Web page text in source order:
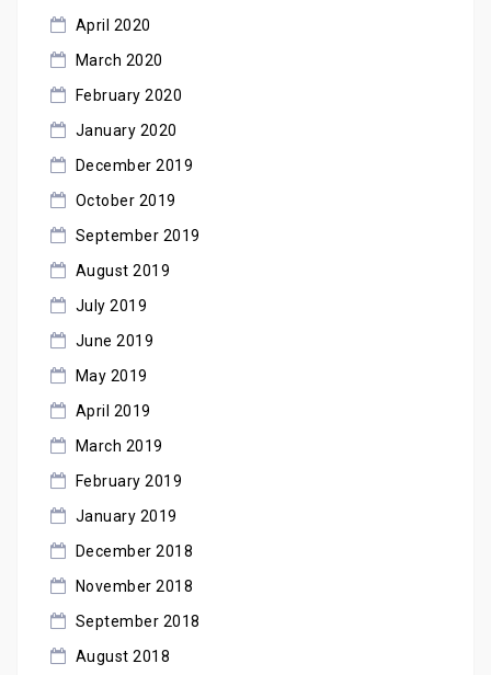
April 2020
March 2020
February 2020
January 2020
December 2019
October 2019
September 2019
August 2019
July 2019
June 2019
May 2019
April 2019
March 2019
February 2019
January 2019
December 2018
November 2018
September 2018
August 2018